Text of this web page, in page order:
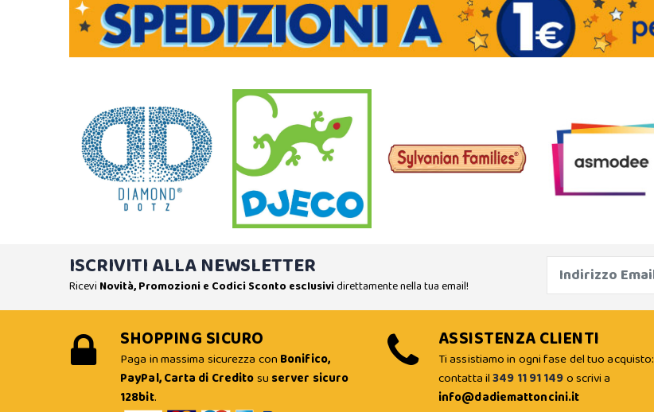
ISCRIVITI ALLA NEWSLETTER
Ricevi Novità, Promozioni e Codici Sconto esclusividirettamente nella tua email!
SHOPPING SICURO
Paga in massima sicurezza con Bonifico,
PayPal, Carta di Creditosu server sicuro
128bit.
ASSISTENZA CLIENTI
Ti assistiamo in ogni fase del tuo acquisto:
contatta il349 11 91 149o scrivi a
info@dadiemattoncini.it